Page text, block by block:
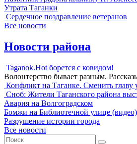
Утрата Таганки
Сердечное поздравление ветеранов
Все новости
Новости района
Taganok.Hot борется с ковидом!
Волонтерство бывает разным.
Конфликт на Таганке. Сменить
Сноб: Жители Таганского района
Авария на Волгоградском
Бомжи на Библиотечной улице (видео)
Разрушение истории города
Все новости